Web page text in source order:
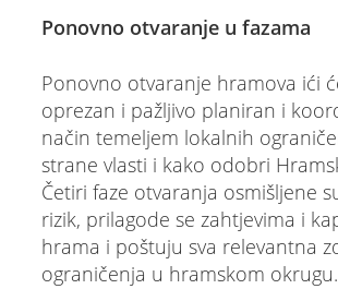
Ponovno otvaranje u fazama
Ponovno otvaranje hramova ići
oprezan i pažljivo planiran i
način temeljem lokalnih
strane vlasti i kako odobri
Četiri faze otvaranja osmišljene
rizik, prilagode se zahtjevima i
hrama i poštuju sva relevantna
ograničenja u hramskom okrugu.